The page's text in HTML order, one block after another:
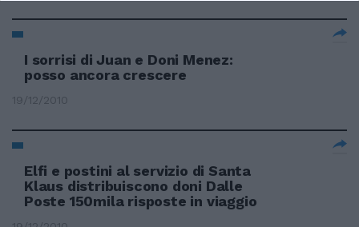
I sorrisi di Juan e Doni Menez:
posso ancora crescere
19/12/2010
Elfi e postini al servizio di Santa
Klaus distribuiscono doni Dalle
Poste 150mila risposte in viaggio